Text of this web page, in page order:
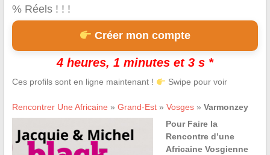
% Réels ! ! !
Créer mon compte
4 heures, 1 minutes et 3 s *
Ces profils sont en ligne maintenant ! Swipe pour voir
Rencontrer Une Africaine » Grand-Est» Vosges» Varmonzey
Pour Faire la
Rencontre d’une
Africaine Vosgienne